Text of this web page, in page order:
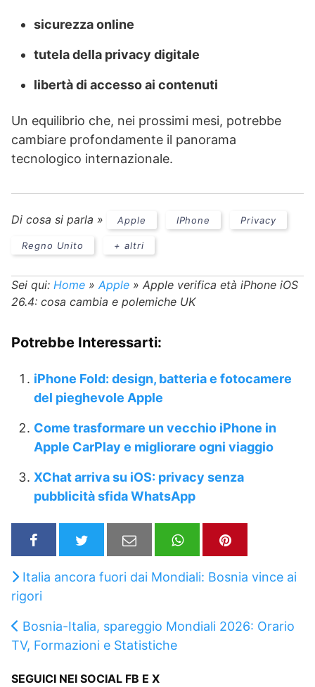
sicurezza online
tutela della privacy digitale
libertà di accesso ai contenuti
Un equilibrio che, nei prossimi mesi, potrebbe
cambiare profondamente il panorama
tecnologico internazionale.
Di cosa si parla » Apple IPhone Privacy
Regno Unito + altri
Sei qui: Home » Apple » Apple verifica età iPhone iOS
26.4: cosa cambia e polemiche UK
Potrebbe Interessarti:
iPhone Fold: design, batteria e fotocamere
del pieghevole Apple
Come trasformare un vecchio iPhone in
Apple CarPlay e migliorare ogni viaggio
XChat arriva su iOS: privacy senza
pubblicità sfida WhatsApp
Italia ancora fuori dai Mondiali: Bosnia vince ai
rigori
Bosnia-Italia, spareggio Mondiali 2026: Orario
TV, Formazioni e Statistiche
SEGUICI NEI SOCIAL FB E X